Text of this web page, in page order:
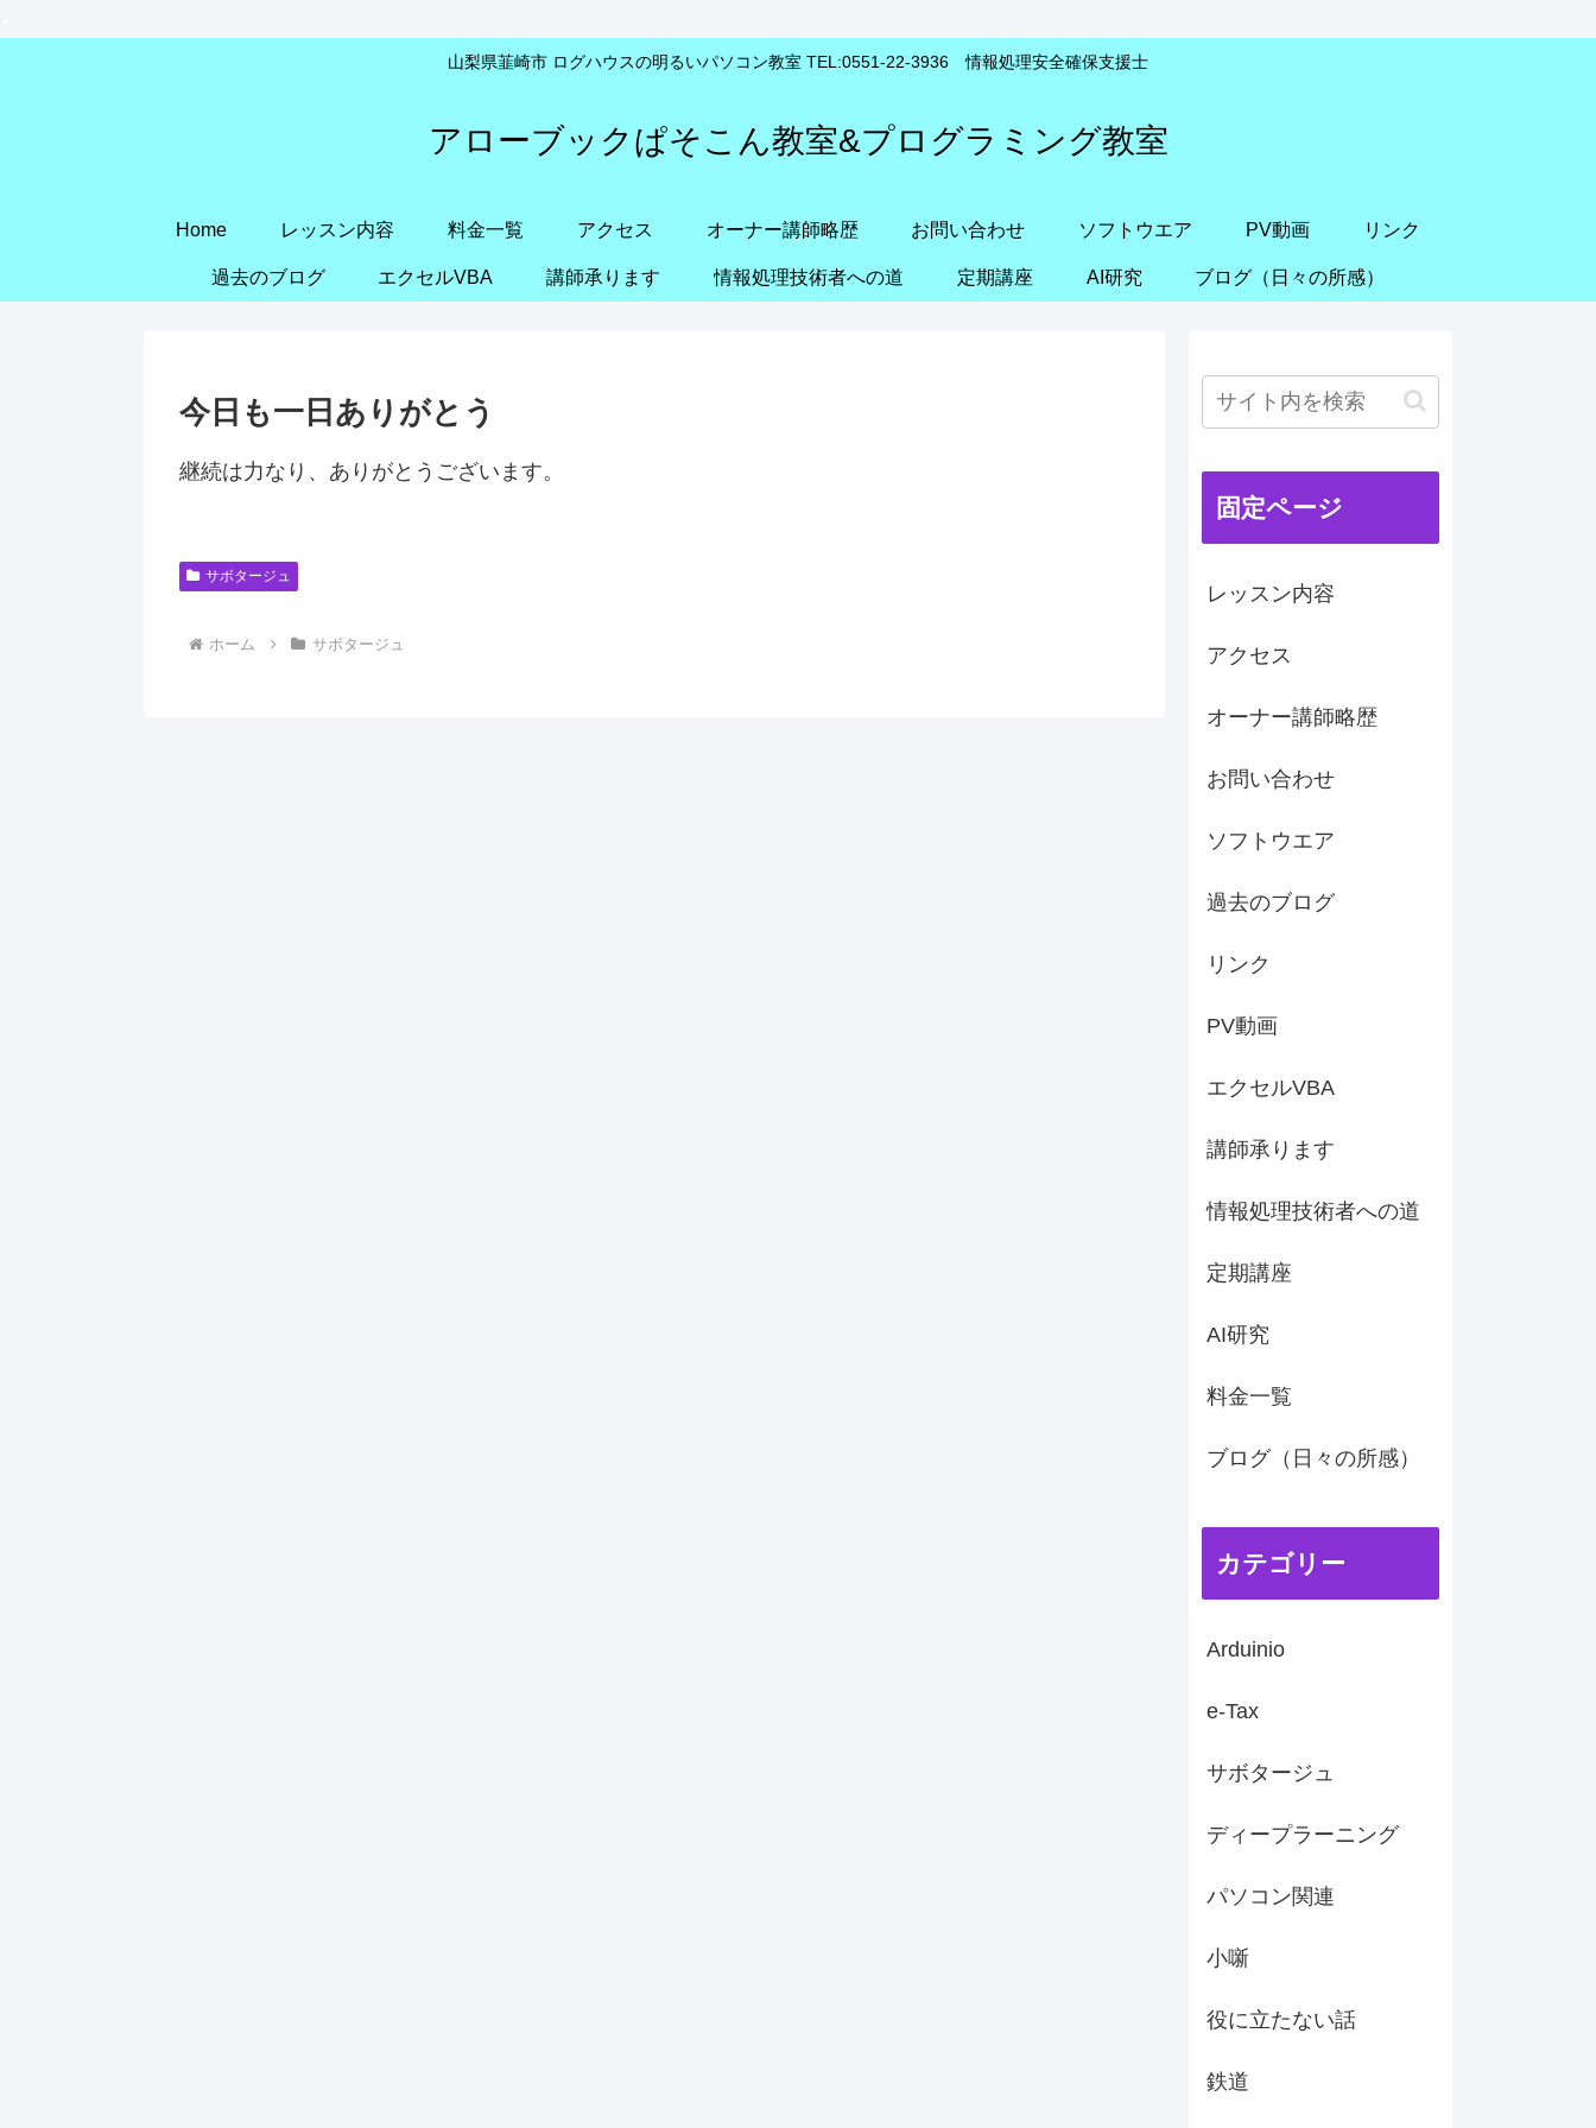
山梨県韮崎市 ログハウスの明るいパソコン教室 TEL:0551-22-3936 情報処理安全確保支援士
アローブックぱそこん教室&プログラミング教室
Home レッスン内容 料金一覧 アクセス オーナー講師略歴 お問い合わせ ソフトウエア PV動画 リンク
過去のブログ エクセルVBA 講師承ります 情報処理技術者への道 定期講座 AI研究 ブログ（日々の所感）
今日も一日ありがとう
継続は力なり、ありがとうございます。
サボタージュ
ホーム サボタージュ
固定ページ
レッスン内容
アクセス
オーナー講師略歴
お問い合わせ
ソフトウエア
過去のブログ
リンク
PV動画
エクセルVBA
講師承ります
情報処理技術者への道
定期講座
AI研究
料金一覧
ブログ（日々の所感）
カテゴリー
Arduinio
e-Tax
サボタージュ
ディープラーニング
パソコン関連
小噺
役に立たない話
鉄道